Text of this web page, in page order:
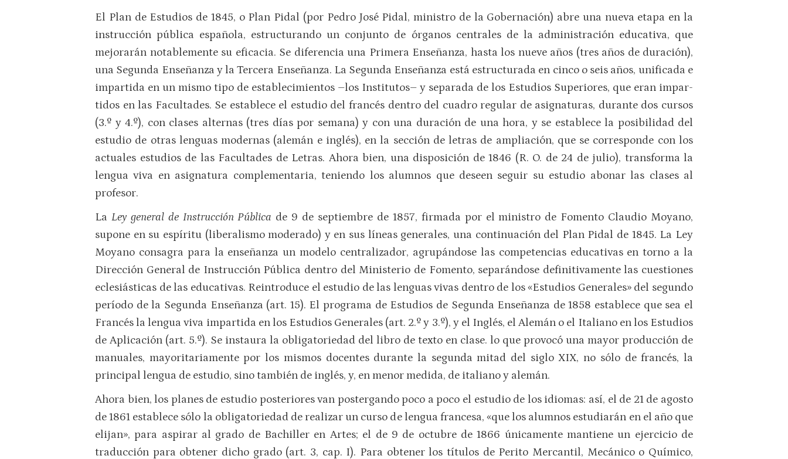
El Plan de Estudios de 1845, o Plan Pidal (por Pedro José Pidal, ministro de la Gobernación) abre una nueva etapa en la
instrucción pública española, estructuran­do un conjunto de órganos centrales de la administración educativa, que
mejorarán notablemente su eficacia. Se diferen­cia una Primera En­señanza, hasta los nueve años (tres años de duración),
una Segun­da Enseñanza y la Tercera Enseñanza. La Segunda Enseñanza está estructurada en cinco o seis años, unifi­ca­da e
impartida en un mismo tipo de esta­blecimientos –los Institutos– y separada de los Estudios Superiores, que eran impar­
tidos en las Faculta­des. Se establece el estudio del francés dentro del cuadro regular de asig­na­turas, durante dos cursos
(3.º y 4.º), con clases alternas (tres días por semana) y con una duración de una hora, y se establece la posibilidad del
estudio de otras lenguas modernas (alemán e inglés), en la sec­ción de letras de amplia­ción, que se corresponde con los
actuales estudios de las Facultades de Letras. Ahora bien, una dis­posición de 1846 (R. O. de 24 de julio), transforma la
lengua viva en asignatura complementa­ria, teniendo los alumnos que deseen seguir su estudio abonar las clases al
profesor.
La Ley general de Instrucción Pública de 9 de septiembre de 1857, fir­mada por el ministro de Fomento Claudio Moyano,
supone en su espíritu (libe­ralismo moderado) y en sus líneas generales, una conti­nuación del Plan Pidal de 1845. La Ley
Moyano consagra para la enseñanza un modelo centralizador, agrupándose las competencias educativas en torno a la
Dirección Gene­ral de Instrucción Pública dentro del Ministerio de Fomento, separándose definitivamente las cuestiones
eclesiásticas de las educativas. Reintroduce el estudio de las lenguas vivas dentro de los «Estudios Generales» del segundo
período de la Segunda Enseñanza (art. 15). El programa de Estudios de Segunda Enseñanza de 1858 establece que sea el
Francés la lengua viva impartida en los Estudios Generales (art. 2.º y 3.º), y el Inglés, el Alemán o el Italiano en los Estudios
de Aplicación (art. 5.º). Se instaura la obligatoriedad del libro de texto en clase. lo que provocó una mayor producción de
manuales, mayoritariamente por los mismos docentes durante la segunda mitad del siglo XIX, no sólo de francés, la
principal lengua de estudio, sino también de inglés, y, en menor medida, de italiano y alemán.
Ahora bien, los planes de estudio posteriores van postergando poco a poco el estudio de los idiomas: así, el de 21 de agosto
de 1861 establece sólo la obligatoriedad de realizar un curso de lengua francesa, «que los alumnos estudiarán en el año que
elijan», para aspirar al grado de Bachiller en Artes; el de 9 de octubre de 1866 únicamente mantiene un ejercicio de
traducción para obtener dicho grado (art. 3, cap. I). Para obtener los títulos de Perito Mercantil, Mecánico o Químico,